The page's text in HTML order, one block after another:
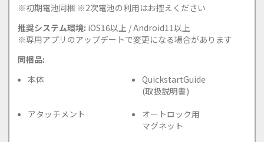
※初期電池同梱 ※2次電池の利用はお控えください
推奨システム環境: iOS16以上 / Android11以上
※専用アプリのアップデートで変更になる場合があります
同梱品:
本体
QuickstartGuide
(取扱説明書)
アタッチメント
オートロック用
マグネット